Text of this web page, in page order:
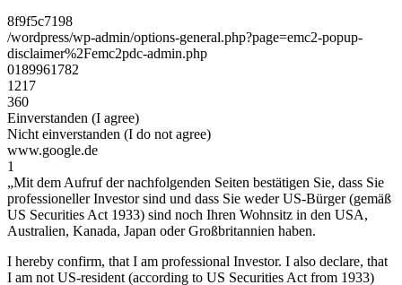
8f9f5c7198
/wordpress/wp-admin/options-general.php?page=emc2-popup-
disclaimer%2Femc2pdc-admin.php
0189961782
1217
360
Einverstanden (I agree)
Nicht einverstanden (I do not agree)
www.google.de
1
„Mit dem Aufruf der nachfolgenden Seiten bestätigen Sie, dass Sie
professioneller Investor sind und dass Sie weder US-Bürger (gemäß
US Securities Act 1933) sind noch Ihren Wohnsitz in den USA,
Australien, Kanada, Japan oder Großbritannien haben.
I hereby confirm, that I am professional Investor. I also declare, that
I am not US-resident (according to US Securities Act from 1933)